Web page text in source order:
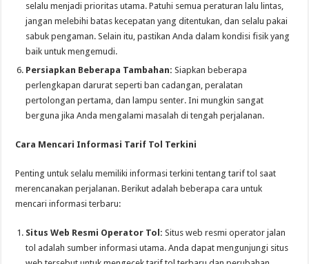
selalu menjadi prioritas utama. Patuhi semua peraturan lalu lintas,
jangan melebihi batas kecepatan yang ditentukan, dan selalu pakai
sabuk pengaman. Selain itu, pastikan Anda dalam kondisi fisik yang
baik untuk mengemudi.
Persiapkan Beberapa Tambahan: Siapkan beberapa
perlengkapan darurat seperti ban cadangan, peralatan
pertolongan pertama, dan lampu senter. Ini mungkin sangat
berguna jika Anda mengalami masalah di tengah perjalanan.
Cara Mencari Informasi Tarif Tol Terkini
Penting untuk selalu memiliki informasi terkini tentang tarif tol saat
merencanakan perjalanan. Berikut adalah beberapa cara untuk
mencari informasi terbaru:
Situs Web Resmi Operator Tol: Situs web resmi operator jalan
tol adalah sumber informasi utama. Anda dapat mengunjungi situs